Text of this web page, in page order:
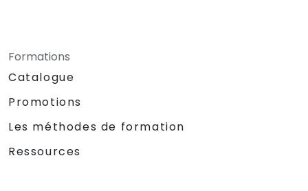
Formations
Catalogue
Promotions
Les méthodes de formation
Ressources